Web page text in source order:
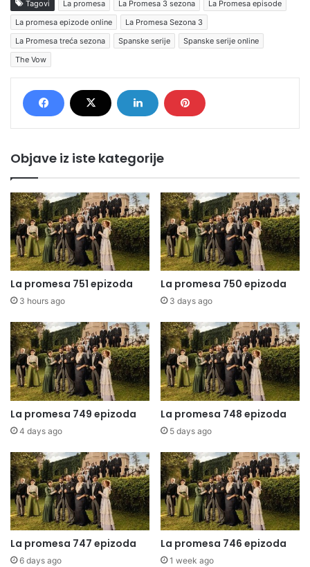
Tagovi La promesa La Promesa 3 sezona
La Promesa episode
La promesa epizode online
La Promesa Sezona 3
La Promesa treća sezona
Spanske serije
Spanske serije online
The Vow
Objave iz iste kategorije
La promesa 751 epizoda
3 hours ago
La promesa 750 epizoda
3 days ago
La promesa 749 epizoda
4 days ago
La promesa 748 epizoda
5 days ago
La promesa 747 epizoda
6 days ago
La promesa 746 epizoda
1 week ago